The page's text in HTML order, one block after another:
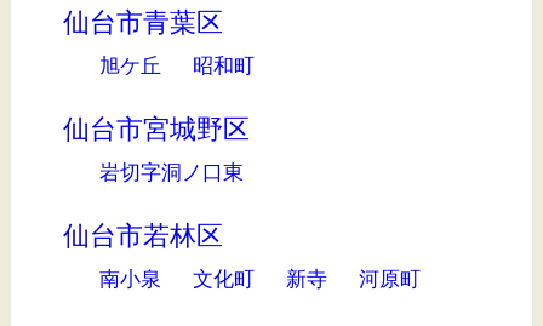
仙台市青葉区
旭ケ丘 昭和町
仙台市宮城野区
岩切字洞ノ口東
仙台市若林区
南小泉 文化町 新寺 河原町